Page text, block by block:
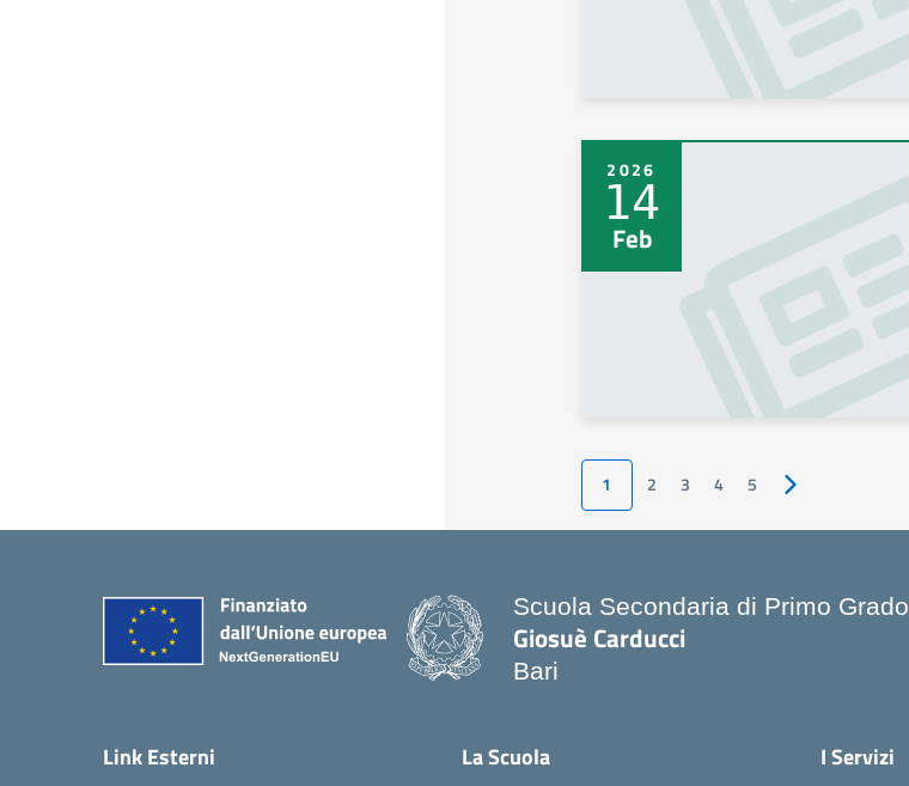
2026
14
Feb
1 2 3 4 5 Pagina successiva
Scuola Secondaria di Primo Grado
Giosuè Carducci
Bari
Link Esterni La Scuola I Servizi